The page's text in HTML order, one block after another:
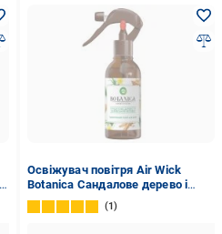
Освіжувач повітря Air Wick
Botanica Сандалове дерево і
карибський ветивер 236 мл
1